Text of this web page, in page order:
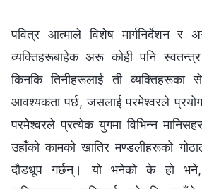
पवित्र आत्माले विशेष मार्गनिर्देशन र
व्यक्तिहरूबाहेक अरू कोही पनि
किनकि तिनीहरूलाई ती व्यक्तिहरूका
आवश्यकता पर्छ, जसलाई परमेश्‍वरले
परमेश्‍वरले प्रत्येक युगमा विभिन्न
उहाँको कामको खातिर मण्डलीहरूको
दौडधूप गर्छन्। यो भनेको के हो भने,